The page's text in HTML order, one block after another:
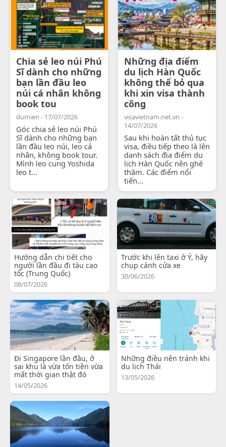
Chia sẻ leo núi Phú
Sĩ dành cho những
bạn lần đầu leo
núi cá nhân không
book tou
dumien - 17/07/2026
Góc chia sẻ leo núi Phú
Sĩ dành cho những bạn
lần đầu leo núi, leo cá
nhân, không book tour.
Mình leo cung Yoshida
leo t...
Những địa điểm
du lịch Hàn Quốc
không thể bỏ qua
khi xin visa thành
công
visavietnam.net.vn -
14/07/2026
Sau khi hoàn tất thủ tục
visa, điều tiếp theo là lên
danh sách địa điểm du
lịch Hàn Quốc nên ghé
thăm. Các điểm nổi
tiến...
Hướng dẫn chi tiết cho
người lần đầu đi tàu cao
tốc (Trung Quốc)
08/07/2026
Trước khi lên taxi ở Ý, hãy
chụp cánh cửa xe
30/06/2026
Đi Singapore lần đầu, ở
sai khu là vừa tốn tiền vừa
mất thời gian thật đó
14/05/2026
Những điều nên tránh khi
du lịch Thái
13/05/2026